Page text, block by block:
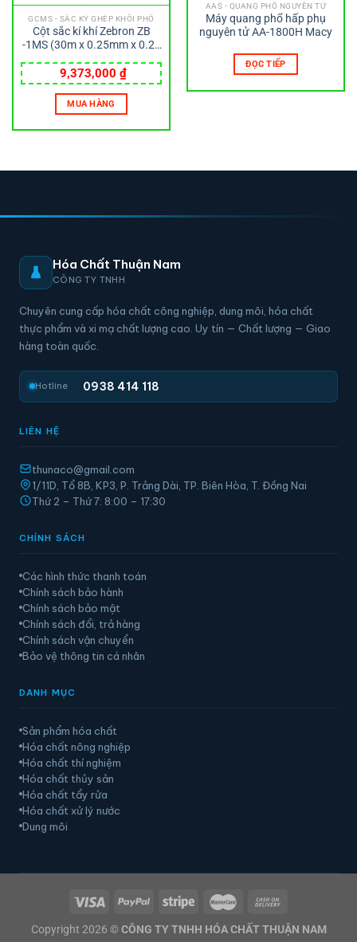
GCMS - SẮC KÝ GHÉP KHỐI PHỔ
Cột sắc kí khí Zebron ZB
-1MS (30m x 0.25mm x 0.25
9,373,000 ₫
MUA HÀNG
AAS - QUANG PHỔ NGUYÊN TỬ
Máy quang phổ hấp phụ
nguyên tử AA-1800H Macy
ĐỌC TIẾP
Hóa Chất Thuận Nam
CÔNG TY TNHH
Chuyên cung cấp hóa chất công nghiệp, dung môi, hóa chất
thực phẩm và xi mạ chất lượng cao. Uy tín — Chất lượng — Giao
hàng toàn quốc.
Hotline 0938 414 118
LIÊN HỆ
thunaco@gmail.com
1/11D, Tổ 8B, KP3, P. Trảng Dài, TP. Biên Hòa, T. Đồng Nai
Thứ 2 – Thứ 7: 8:00 – 17:30
CHÍNH SÁCH
Các hình thức thanh toán
Chính sách bảo hành
Chính sách bảo mật
Chính sách đổi, trả hàng
Chính sách vận chuyển
Bảo vệ thông tin cá nhân
DANH MỤC
Sản phẩm hóa chất
Hóa chất nông nghiệp
Hóa chất thí nghiệm
Hóa chất thủy sản
Hóa chất tẩy rửa
Hóa chất xử lý nước
Dung môi
Copyright 2026 © CÔNG TY TNHH HÓA CHẤT THUẬN NAM